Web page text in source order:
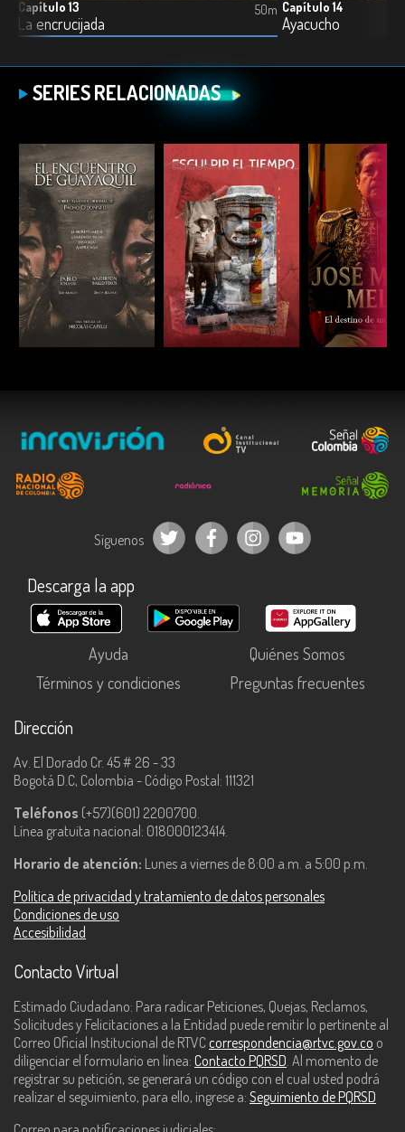
Capítulo 13
La encrucijada
50m Capítulo 14
Ayacucho
SERIES RELACIONADAS
ESCUCHAR ESCUCHAR
Síguenos
Descarga la app
Ayuda
Quiénes Somos
Términos y condiciones
Preguntas frecuentes
Dirección
Av. El Dorado Cr. 45 # 26 - 33
Bogotá D.C, Colombia - Código Postal: 111321
Teléfonos (+57)(601) 2200700.
Línea gratuita nacional: 018000123414.
Horario de atención: Lunes a viernes de 8:00 a.m. a 5:00 p.m.
Política de privacidad y tratamiento de datos personales
Condiciones de uso
Accesibilidad
Contacto Virtual
Estimado Ciudadano: Para radicar Peticiones, Quejas, Reclamos,
Solicitudes y Felicitaciones a la Entidad puede remitir lo pertinente al
Correo Oficial Institucional de RTVC correspondencia@rtvc.gov.co o
diligenciar el formulario en línea: Contacto PQRSD. Al momento de
registrar su petición, se generará un código con el cual usted podrá
realizar el seguimiento, para ello, ingrese a: Seguimiento de PQRSD